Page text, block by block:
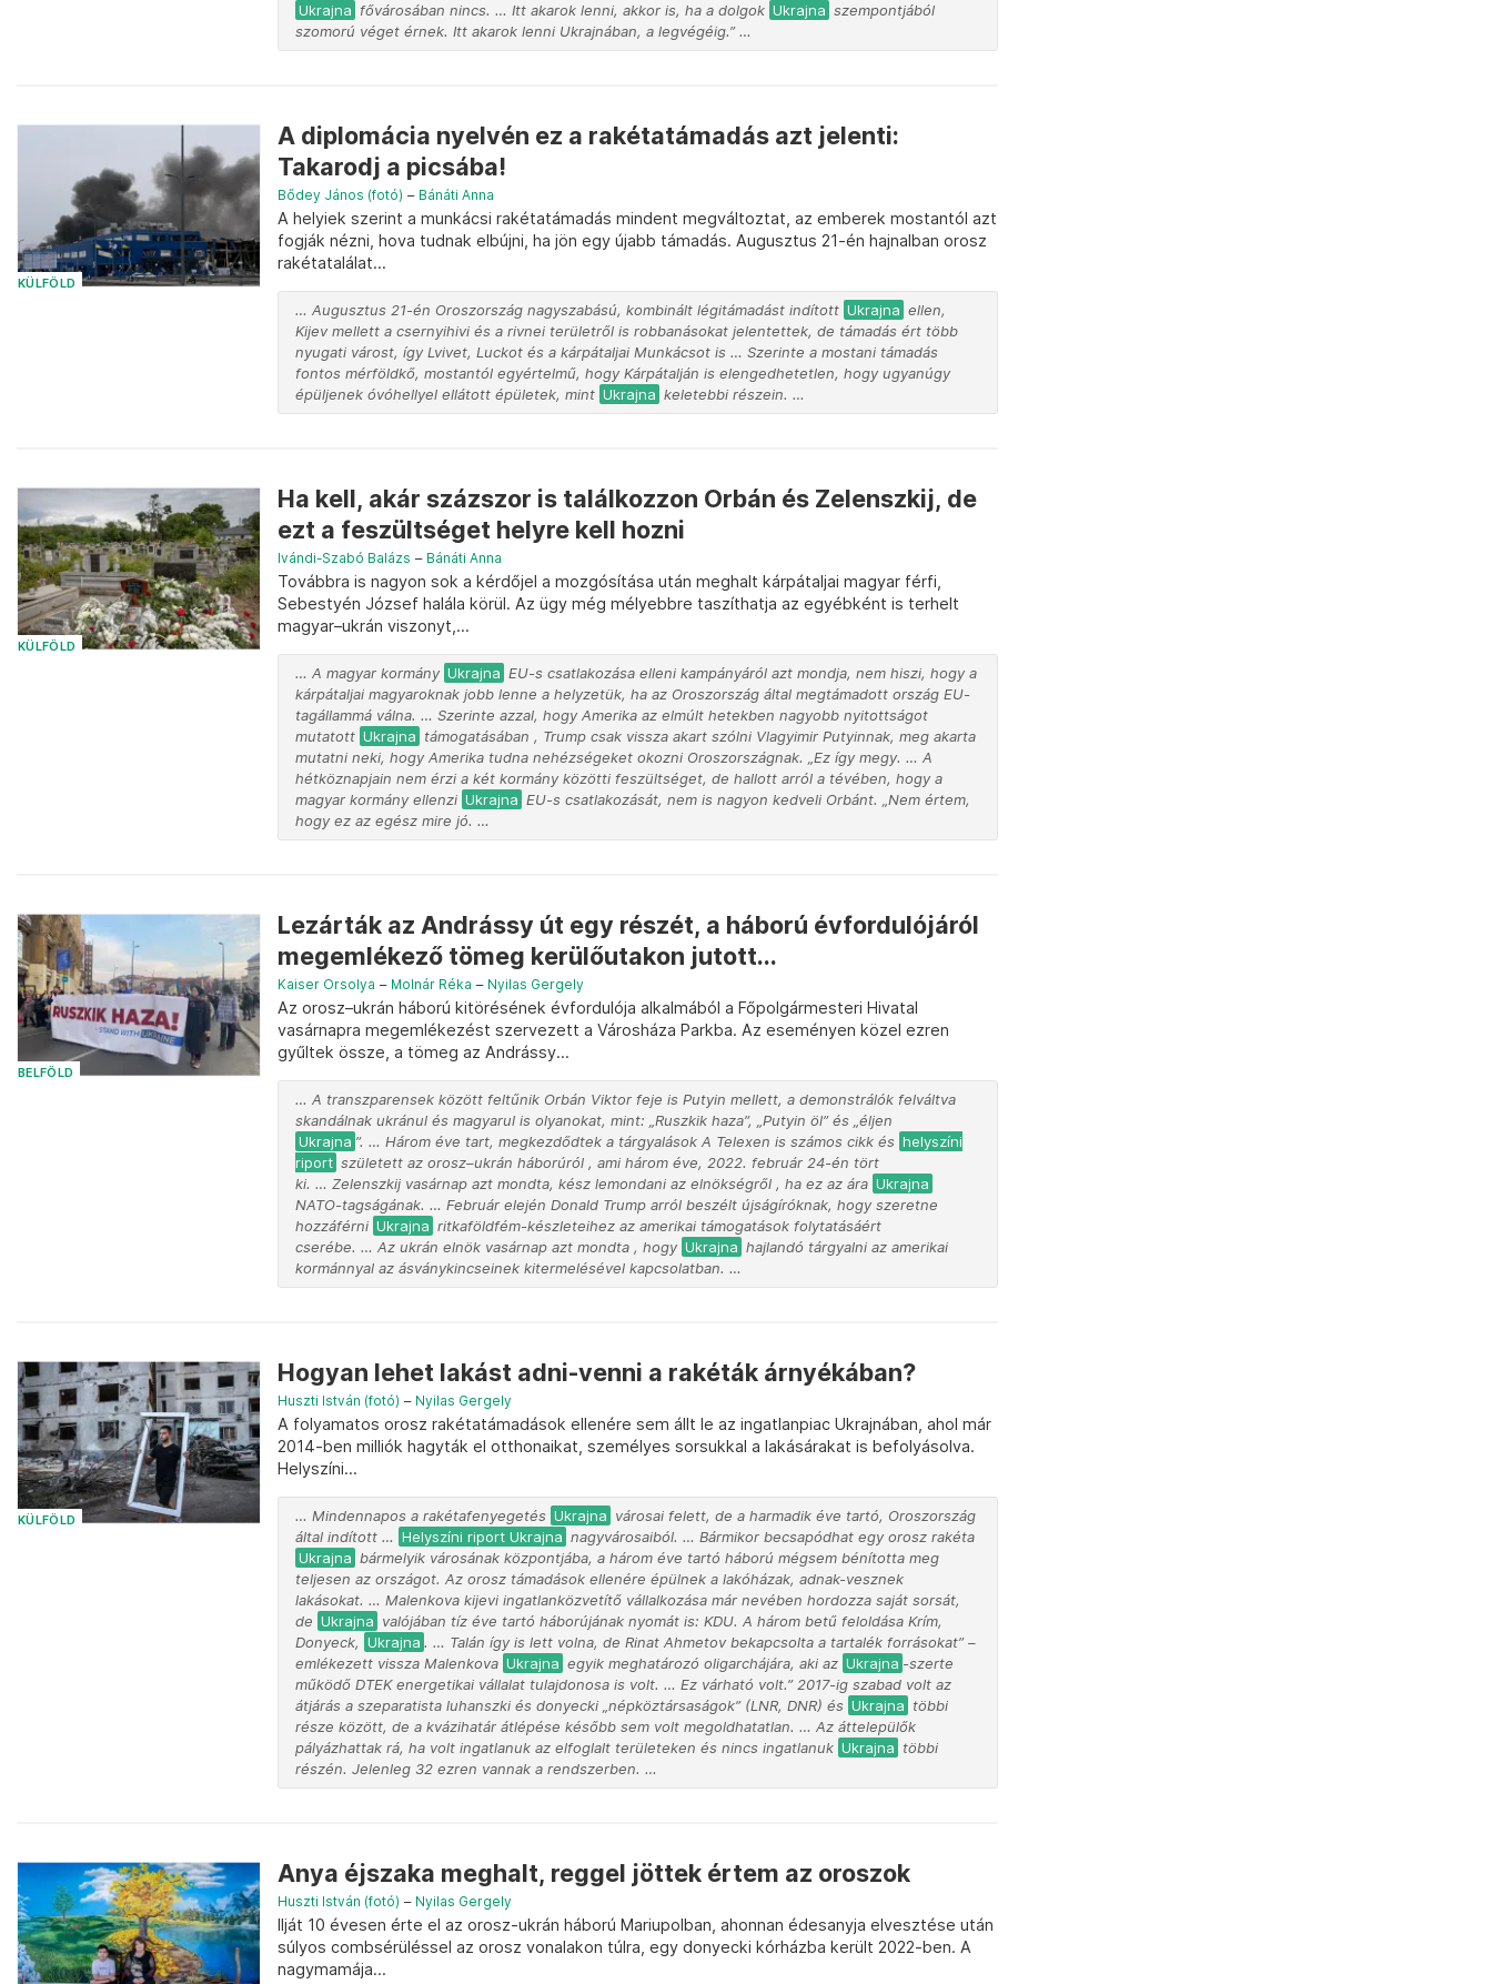
Ukrajna fővárosában nincs. … Itt akarok lenni, akkor is, ha a dolgok Ukrajna szempontjából
szomorú véget érnek. Itt akarok lenni Ukrajnában, a legvégéig.” …
KÜLFÖLD
A diplomácia nyelvén ez a rakétatámadás azt jelenti:
Takarodj a picsába!
Bődey János (fotó) – Bánáti Anna
A helyiek szerint a munkácsi rakétatámadás mindent megváltoztat, az emberek mostantól azt
fogják nézni, hova tudnak elbújni, ha jön egy újabb támadás. Augusztus 21-én hajnalban orosz
rakétatalálat...
… Augusztus 21-én Oroszország nagyszabású, kombinált légitámadást indított Ukrajna ellen,
Kijev mellett a csernyihivi és a rivnei területről is robbanásokat jelentettek, de támadás ért több
nyugati várost, így Lvivet, Luckot és a kárpátaljai Munkácsot is … Szerinte a mostani támadás
fontos mérföldkő, mostantól egyértelmű, hogy Kárpátalján is elengedhetetlen, hogy ugyanúgy
épüljenek óvóhellyel ellátott épületek, mint Ukrajna keletebbi részein. …
KÜLFÖLD
Ha kell, akár százszor is találkozzon Orbán és Zelenszkij, de
ezt a feszültséget helyre kell hozni
Ivándi-Szabó Balázs – Bánáti Anna
Továbbra is nagyon sok a kérdőjel a mozgósítása után meghalt kárpátaljai magyar férfi,
Sebestyén József halála körül. Az ügy még mélyebbre taszíthatja az egyébként is terhelt
magyar–ukrán viszonyt,...
… A magyar kormány Ukrajna EU-s csatlakozása elleni kampányáról azt mondja, nem hiszi, hogy a
kárpátaljai magyaroknak jobb lenne a helyzetük, ha az Oroszország által megtámadott ország EU-
tagállammá válna. … Szerinte azzal, hogy Amerika az elmúlt hetekben nagyobb nyitottságot
mutatott Ukrajna támogatásában , Trump csak vissza akart szólni Vlagyimir Putyinnak, meg akarta
mutatni neki, hogy Amerika tudna nehézségeket okozni Oroszországnak. „Ez így megy. … A
hétköznapjain nem érzi a két kormány közötti feszültséget, de hallott arról a tévében, hogy a
magyar kormány ellenzi Ukrajna EU-s csatlakozását, nem is nagyon kedveli Orbánt. „Nem értem,
hogy ez az egész mire jó. …
BELFÖLD
Lezárták az Andrássy út egy részét, a háború évfordulójáról
megemlékező tömeg kerülőutakon jutott...
Kaiser Orsolya – Molnár Réka – Nyilas Gergely
Az orosz–ukrán háború kitörésének évfordulója alkalmából a Főpolgármesteri Hivatal
vasárnapra megemlékezést szervezett a Városháza Parkba. Az eseményen közel ezren
gyűltek össze, a tömeg az Andrássy...
… A transzparensek között feltűnik Orbán Viktor feje is Putyin mellett, a demonstrálók felváltva
skandálnak ukránul és magyarul is olyanokat, mint: „Ruszkik haza”, „Putyin öl” és „éljen
Ukrajna ”. … Három éve tart, megkezdődtek a tárgyalások A Telexen is számos cikk és helyszíni
riport született az orosz–ukrán háborúról , ami három éve, 2022. február 24-én tört
ki. … Zelenszkij vasárnap azt mondta, kész lemondani az elnökségről , ha ez az ára Ukrajna
NATO-tagságának. … Február elején Donald Trump arról beszélt újságíróknak, hogy szeretne
hozzáférni Ukrajna ritkaföldfém-készleteihez az amerikai támogatások folytatásáért
cserébe. … Az ukrán elnök vasárnap azt mondta , hogy Ukrajna hajlandó tárgyalni az amerikai
kormánnyal az ásványkincseinek kitermelésével kapcsolatban. …
KÜLFÖLD
Hogyan lehet lakást adni-venni a rakéták árnyékában?
Huszti István (fotó) – Nyilas Gergely
A folyamatos orosz rakétatámadások ellenére sem állt le az ingatlanpiac Ukrajnában, ahol már
2014-ben milliók hagyták el otthonaikat, személyes sorsukkal a lakásárakat is befolyásolva.
Helyszíni...
… Mindennapos a rakétafenyegetés Ukrajna városai felett, de a harmadik éve tartó, Oroszország
által indított … Helyszíni riport Ukrajna nagyvárosaiból. … Bármikor becsapódhat egy orosz rakéta
Ukrajna bármelyik városának központjába, a három éve tartó háború mégsem bénította meg
teljesen az országot. Az orosz támadások ellenére épülnek a lakóházak, adnak-vesznek
lakásokat. … Malenkova kijevi ingatlanközvetítő vállalkozása már nevében hordozza saját sorsát,
de Ukrajna valójában tíz éve tartó háborújának nyomát is: KDU. A három betű feloldása Krím,
Donyeck, Ukrajna . … Talán így is lett volna, de Rinat Ahmetov bekapcsolta a tartalék forrásokat” –
emlékezett vissza Malenkova Ukrajna egyik meghatározó oligarchájára, aki az Ukrajna -szerte
működő DTEK energetikai vállalat tulajdonosa is volt. … Ez várható volt.” 2017-ig szabad volt az
átjárás a szeparatista luhanszki és donyecki „népköztársaságok” (LNR, DNR) és Ukrajna többi
része között, de a kvázihatár átlépése később sem volt megoldhatatlan. … Az áttelepülők
pályázhattak rá, ha volt ingatlanuk az elfoglalt területeken és nincs ingatlanuk Ukrajna többi
részén. Jelenleg 32 ezren vannak a rendszerben. …
Anya éjszaka meghalt, reggel jöttek értem az oroszok
Huszti István (fotó) – Nyilas Gergely
Ilját 10 évesen érte el az orosz-ukrán háború Mariupolban, ahonnan édesanyja elvesztése után
súlyos combsérüléssel az orosz vonalakon túlra, egy donyecki kórházba került 2022-ben. A
nagymamája...